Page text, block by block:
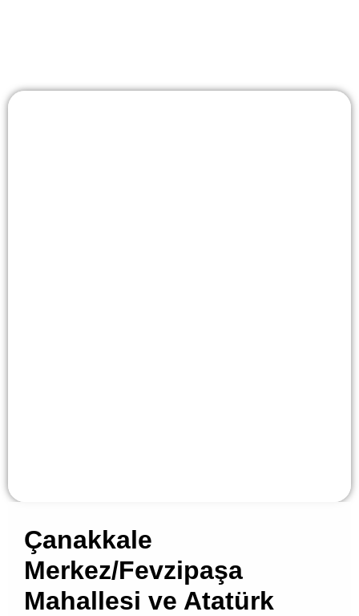
Çanakkale
Merkez/Fevzipaşa
Mahallesi ve Atatürk